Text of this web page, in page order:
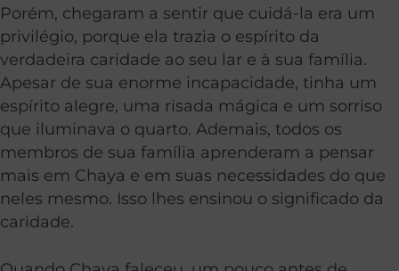
Porém, chegaram a sentir que cuidá-la era um
privilégio, porque ela trazia o espírito da
verdadeira caridade ao seu lar e à sua família.
Apesar de sua enorme incapacidade, tinha um
espírito alegre, uma risada mágica e um sorriso
que iluminava o quarto. Ademais, todos os
membros de sua família aprenderam a pensar
mais em Chaya e em suas necessidades do que
neles mesmo. Isso lhes ensinou o significado da
caridade.